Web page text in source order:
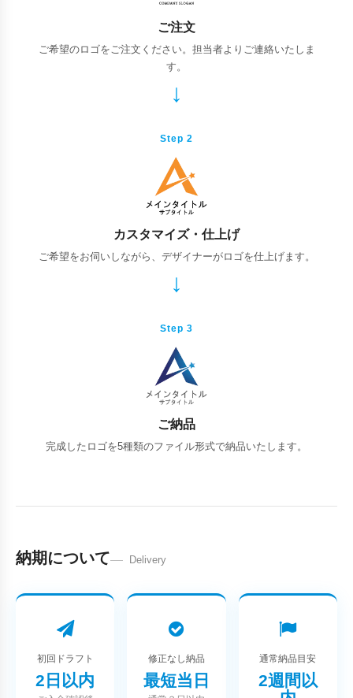
ご注文
ご希望のロゴをご注文ください。担当者よりご連絡いたしま
す。
Step 2
カスタマイズ・仕上げ
ご希望をお伺いしながら、デザイナーがロゴを仕上げます。
Step 3
ご納品
完成したロゴを5種類のファイル形式で納品いたします。
納期について Delivery
初回ドラフト
2日以内
修正なし納品
最短当日
通常納品目安
2週間以